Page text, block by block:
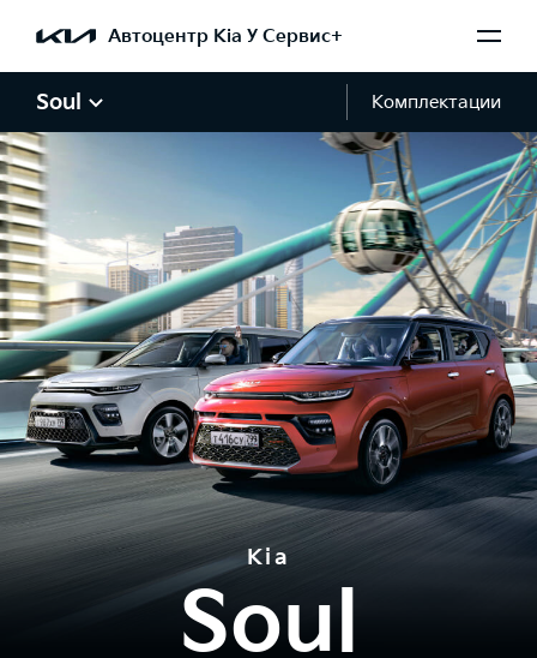
Автоцентр Kia У Сервис+
Soul Комплектации
Kia
Soul